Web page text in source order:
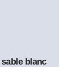
sable blanc